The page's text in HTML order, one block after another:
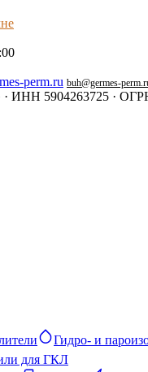
perm.ru buh@germes-
ИНН 5904263725 ·
Гидро- и
для ГКЛ